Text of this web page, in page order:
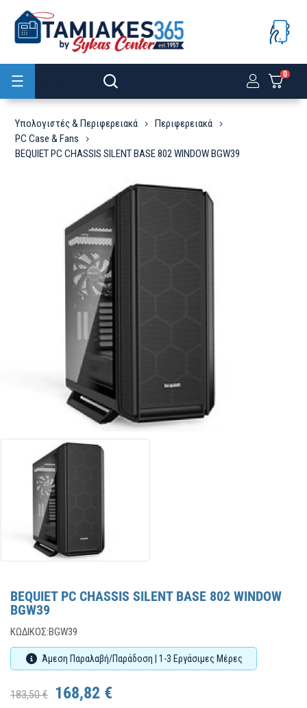
0
Υπολογιστές & Περιφερειακά
Περιφερειακά
PC Case & Fans
BEQUIET PC CHASSIS SILENT BASE 802 WINDOW BGW39
BEQUIET PC CHASSIS SILENT BASE 802 WINDOW
BGW39
ΚΩΔΙΚΌΣ:BGW39
Άμεση Παραλαβή/Παράδοση | 1-3 Εργάσιμες Μέρες
183,50 € 168,82 €